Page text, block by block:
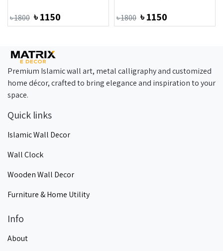
৳1800 ৳1150 ৳1800 ৳1150
Premium Islamic wall art, metal calligraphy and customized
home décor, crafted to bring elegance and inspiration to your
space.
Quick links
Islamic Wall Decor
Wall Clock
Wooden Wall Decor
Furniture & Home Utility
Info
About